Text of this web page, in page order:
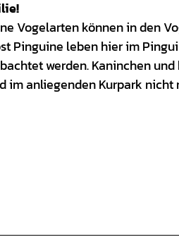
Vogelarten können in den
Pinguine leben hier im
werden. Kaninchen
im anliegenden Kurpark